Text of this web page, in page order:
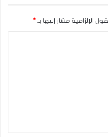
الإلزامية مشار إليها بـ *